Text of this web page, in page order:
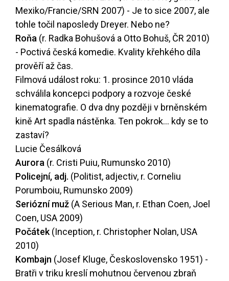
Mexiko/Francie/SRN 2007) - Je to sice 2007, ale
tohle točil naposledy Dreyer. Nebo ne?
Roňa (r. Radka Bohušová a Otto Bohuš, ČR 2010)
- Poctivá česká komedie. Kvality křehkého díla
prověří až čas.
Filmová událost roku: 1. prosince 2010 vláda
schválila koncepci podpory a rozvoje české
kinematografie. O dva dny později v brněnském
kině Art spadla nástěnka. Ten pokrok... kdy se to
zastaví?
Lucie Česálková
Aurora (r. Cristi Puiu, Rumunsko 2010)
Policejní, adj. (Politist, adjectiv, r. Corneliu
Porumboiu, Rumunsko 2009)
Seriózní muž (A Serious Man, r. Ethan Coen, Joel
Coen, USA 2009)
Počátek(Inception, r. Christopher Nolan, USA
2010)
Kombajn (Josef Kluge, Československo 1951) -
Bratři v triku kreslí mohutnou červenou zbraň